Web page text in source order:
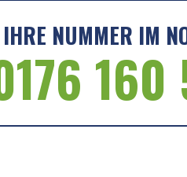
IHRE NUMMER IM
160